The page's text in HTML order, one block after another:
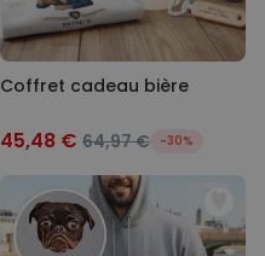
Coffret cadeau bière
45,48 € 64,97 € -30%